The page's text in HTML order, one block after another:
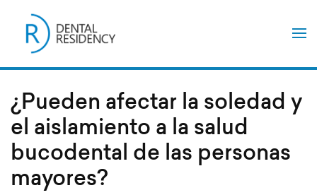
contenido
(presiona
Intro)
¿Pueden afectar la soledad y
el aislamiento a la salud
bucodental de las personas
mayores?